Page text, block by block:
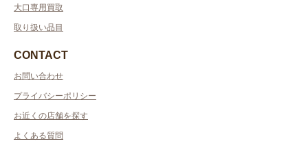
大口専用買取
取り扱い品目
CONTACT
お問い合わせ
プライバシーポリシー
お近くの店舗を探す
よくある質問